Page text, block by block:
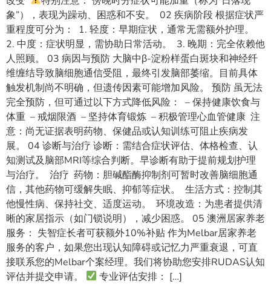
象”），表现为躁动、困惑和不安。 02 疾病阶段 根据症状严
重程度可分为： 1. 轻度：早期症状，通常无需额外护理。
2. 中度：症状明显，需协助日常活动。 3. 晚期：完全依赖他
人照顾。 03 病因与预防 大脑中β-淀粉样蛋白斑块和神经纤
维缠结导致脑细胞通信受阻，最终引发脑部萎缩。目前具体
触发机制尚不明确，但遗传因素可能增加风险。 预防 虽无法
完全预防，但可通过以下方式降低风险： – 保持健康饮食与
体重 – 戒烟限酒 – 坚持体育锻炼 – 积极管理心血管健康 注
意：尚无证据表明药物、保健品或认知训练可阻止疾病发
展。 04 诊断与治疗 诊断：需结合症状评估、体格检查、认
知测试及脑部MRI等综合判断。早诊断有助于提前规划护理
与治疗。 治疗 药物：胆碱酯酶抑制剂可暂时改善脑细胞通
信，其他药物可缓解失眠、抑郁等症状。 生活方式：控制其
他慢性病、保持社交、适度运动。 环境改造：为患者提供清
晰的家居指示（如门锁说明），减少困惑。 05 澳洲居家养老
服务： 失智症长者可获额外10%补贴 作为Melbar居家养老
服务的客户，如果您出现认知障碍或记忆力严重衰退，可直
接联系您的Melbar个案经理。我们将协助您安排RUDAS认知
评估并提交申请。
专业评估安排： […]